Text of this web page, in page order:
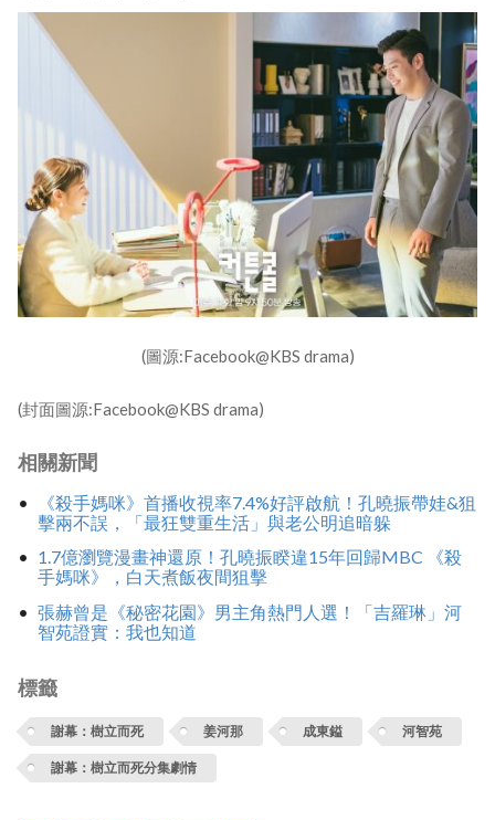
(圖源:Facebook@KBS drama)
(封面圖源:Facebook@KBS drama)
相關新聞
《殺手媽咪》首播收視率7.4%好評啟航！孔曉振帶娃&狙
擊兩不誤，「最狂雙重生活」與老公明追暗躲
1.7億瀏覽漫畫神還原！孔曉振睽違15年回歸MBC 《殺
手媽咪》，白天煮飯夜間狙擊
張赫曾是《秘密花園》男主角熱門人選！「吉羅琳」河
智苑證實：我也知道
標籤
謝幕：樹立而死 姜河那 成東鎰 河智苑
謝幕：樹立而死分集劇情